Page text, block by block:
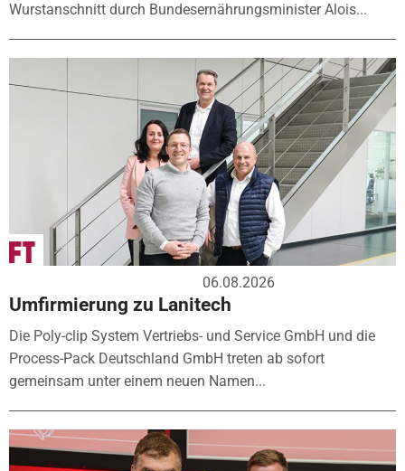
Wurstanschnitt durch Bundesernährungsminister Alois...
06.08.2026
Umfirmierung zu Lanitech
Die Poly-clip System Vertriebs- und Service GmbH und die
Process-Pack Deutschland GmbH treten ab sofort
gemeinsam unter einem neuen Namen...